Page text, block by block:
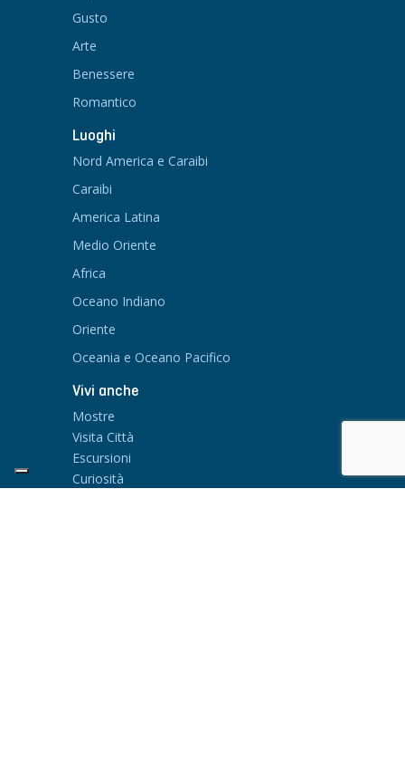
Gusto
Arte
Benessere
Romantico
Luoghi
Nord America e Caraibi
Caraibi
America Latina
Medio Oriente
Africa
Oceano Indiano
Oriente
Oceania e Oceano Pacifico
Vivi anche
Mostre
Visita Città
Escursioni
Curiosità